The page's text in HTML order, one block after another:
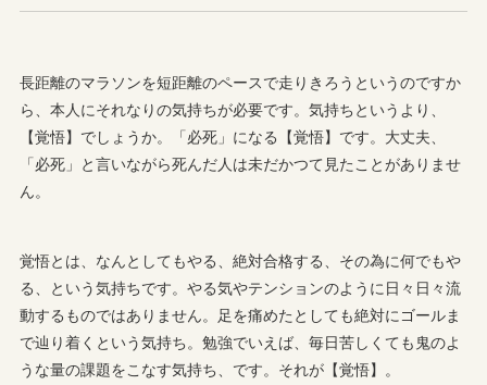
長距離のマラソンを短距離のペースで走りきろうというのですか
ら、本人にそれなりの気持ちが必要です。気持ちというより、
【覚悟】でしょうか。「必死」になる【覚悟】です。大丈夫、
「必死」と言いながら死んだ人は未だかつて見たことがありませ
ん。
覚悟とは、なんとしてもやる、絶対合格する、その為に何でもや
る、という気持ちです。やる気やテンションのように日々日々流
動するものではありません。足を痛めたとしても絶対にゴールま
で辿り着くという気持ち。勉強でいえば、毎日苦しくても鬼のよ
うな量の課題をこなす気持ち、です。それが【覚悟】。